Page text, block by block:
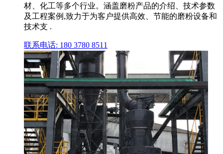
材、化工等多个行业。涵盖磨粉产品的介绍、技术参数
及工程案例,致力于为客户提供高效、节能的磨粉设备和
技术支 .
联系电话: 180 3780 8511